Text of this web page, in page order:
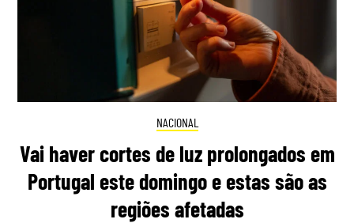
NACIONAL
Vai haver cortes de luz prolongados em
Portugal este domingo e estas são as
regiões afetadas